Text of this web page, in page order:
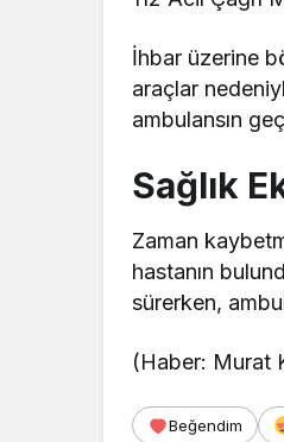
İhbar üzerine
araçlar
ambulansın
Sağlık
Zaman
hastanın
sürerken,
(Haber: Murat
Beğendim